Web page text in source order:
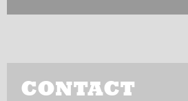
CONTACT